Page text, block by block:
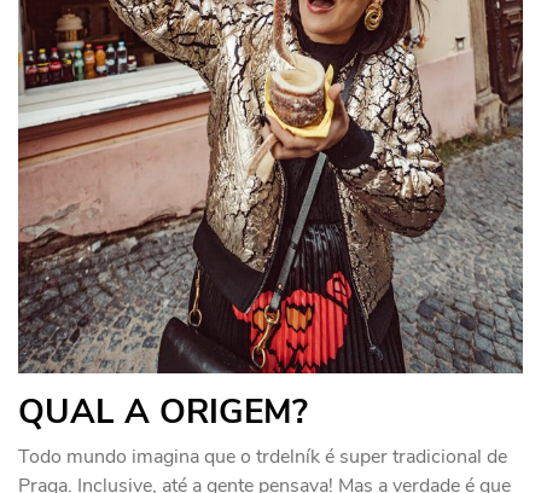
QUAL A ORIGEM?
Todo mundo imagina que o trdelník é super tradicional de
Praga. Inclusive, até a gente pensava! Mas a verdade é que